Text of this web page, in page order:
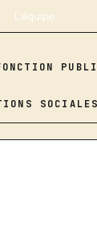
L’équipe
SOCIALES